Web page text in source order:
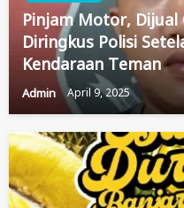
Pinjam Motor, Dijual
Diringkus Polisi
Kendaraan Teman
Admin April 9, 2025